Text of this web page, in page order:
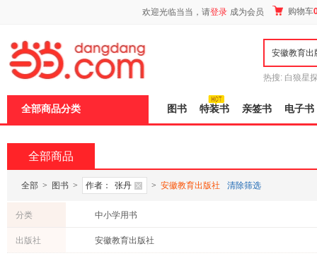
欢迎光临当当，请登录 成为会员 购物车
热搜: 白狼星
全部商品分类 图书 特装书 亲签书 电子书
全部商品
全部 > 图书 > 作者： 张丹 > 安徽教育出版社 清除筛选
分类 中小学用书
出版社 安徽教育出版社
页
加